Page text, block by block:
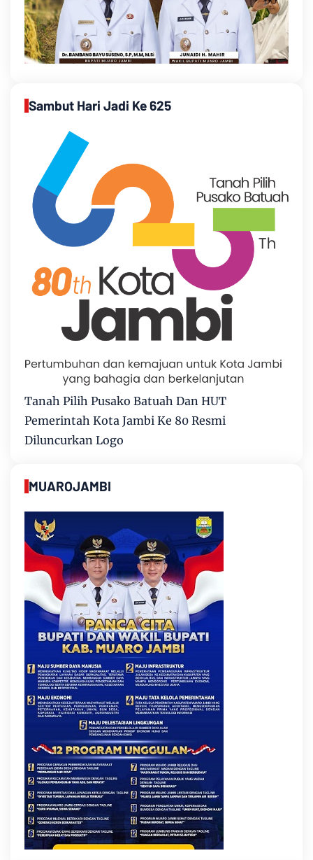
Sambut Hari Jadi Ke 625
Tanah Pilih Pusako Batuah Dan HUT
Pemerintah Kota Jambi Ke 80 Resmi
Diluncurkan Logo
MUAROJAMBI